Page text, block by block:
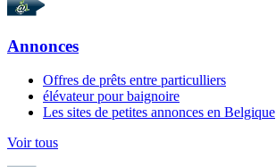
Annonces
Offres de prêts entre particulliers
élévateur pour baignoire
Les sites de petites annonces en Belgique
Voir tous